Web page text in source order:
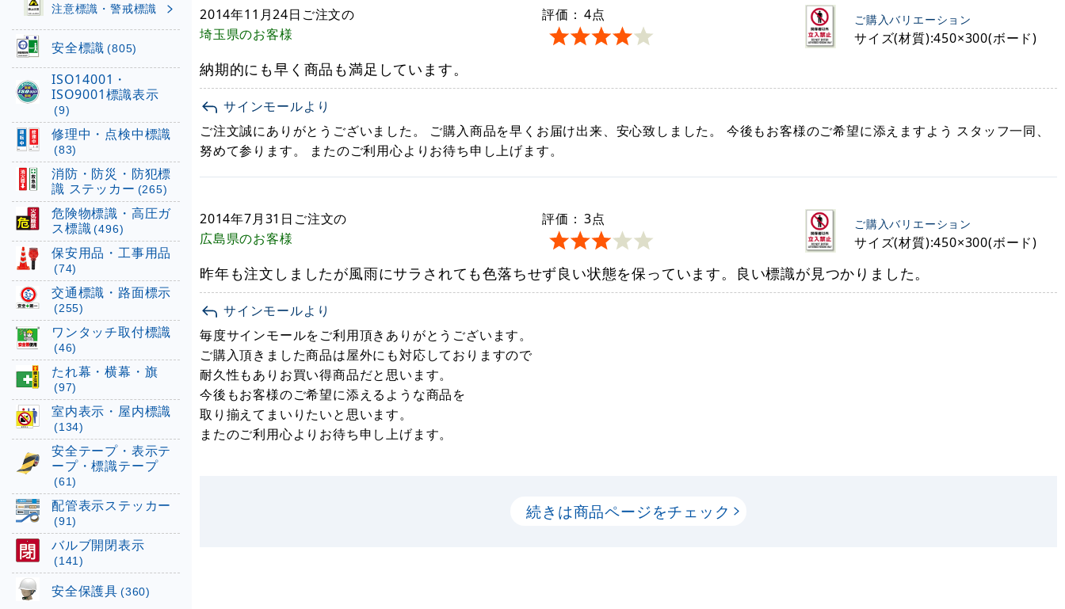
2014年11月24日 ご注文の
埼玉県のお客様
評価： 4点 ご購入バリエーション
サイズ(材質):450×300(ボード)
納期的にも早く商品も満足しています。
サインモールより
ご注文誠にありがとうございました。 ご購入商品を早くお届け出来、安心致しました。 今後もお客様のご希望に添えますよう スタッフ一同、
努めて参ります。 またのご利用心よりお待ち申し上げます。
2014年7月31日 ご注文の
広島県のお客様
評価： 3点 ご購入バリエーション
サイズ(材質):450×300(ボード)
昨年も注文しましたが風雨にサラされても色落ちせず良い状態を保っています。良い標識が見つかりました。
サインモールより
毎度サインモールをご利用頂きありがとうございます。
ご購入頂きました商品は屋外にも対応しておりますので
耐久性もありお買い得商品だと思います。
今後もお客様のご希望に添えるような商品を
取り揃えてまいりたいと思います。
またのご利用心よりお待ち申し上げます。
続きは商品ページをチェック
注意標識・警戒標識
安全標識 (805)
ISO14001・
ISO9001標識表示
(9)
修理中・点検中標識
(83)
消防・防災・防犯標
識 ステッカー (265)
危険物標識・高圧ガ
ス標識 (496)
保安用品・工事用品
(74)
交通標識・路面標示
(255)
ワンタッチ取付標識
(46)
たれ幕・横幕・旗
(97)
室内表示・屋内標識
(134)
安全テープ・表示テ
ープ・標識テープ
(61)
配管表示ステッカー
(91)
バルブ開閉表示
(141)
安全保護具 (360)